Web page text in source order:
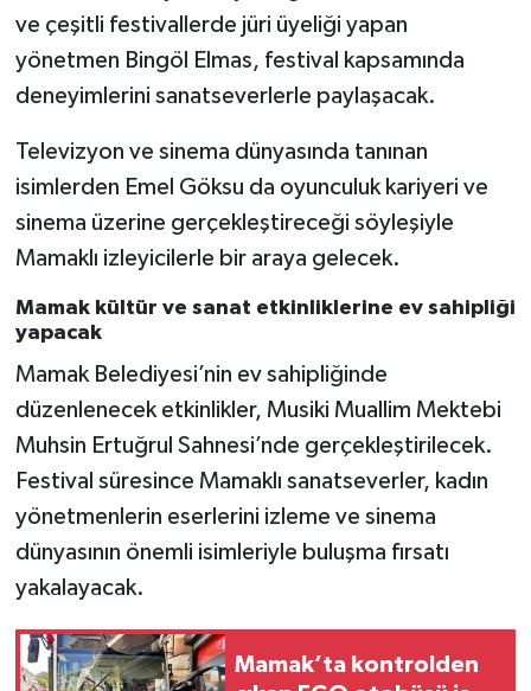
ve çeşitli festivallerde jüri üyeliği yapan
yönetmen Bingöl Elmas, festival kapsamında
deneyimlerini sanatseverlerle paylaşacak.
Televizyon ve sinema dünyasında tanınan
isimlerden Emel Göksu da oyunculuk kariyeri ve
sinema üzerine gerçekleştireceği söyleşiyle
Mamaklı izleyicilerle bir araya gelecek.
Mamak kültür ve sanat etkinliklerine ev sahipliği
yapacak
Mamak Belediyesi’nin ev sahipliğinde
düzenlenecek etkinlikler, Musiki Muallim Mektebi
Muhsin Ertuğrul Sahnesi’nde gerçekleştirilecek.
Festival süresince Mamaklı sanatseverler, kadın
yönetmenlerin eserlerini izleme ve sinema
dünyasının önemli isimleriyle buluşma fırsatı
yakalayacak.
Mamak’ta kontrolden